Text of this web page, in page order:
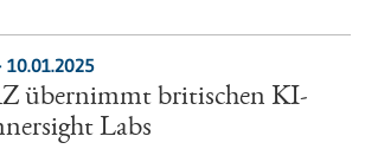
übernimmt britischen KI-
Labs